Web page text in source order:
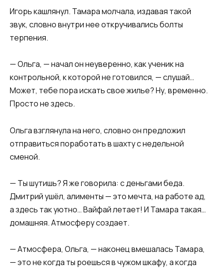
Игорь кашлянул. Тамара молчала, издавая такой
звук, словно внутри нее откручивались болты
терпения.
— Ольга, — начал он неуверенно, как ученик на
контрольной, к которой не готовился, — слушай…
Может, тебе пора искать свое жилье? Ну, временно.
Просто не здесь.
Ольга взглянула на него, словно он предложил
отправиться поработать в шахту с недельной
сменой.
— Ты шутишь? Я же говорила: с деньгами беда.
Дмитрий ушёл, алименты — это мечта, на работе ад,
а здесь так уютно… Вайфай летает! И Тамара такая…
домашняя. Атмосферу создает.
— Атмосфера, Ольга, — наконец вмешалась Тамара,
— это не когда ты роешься в чужом шкафу, а когда